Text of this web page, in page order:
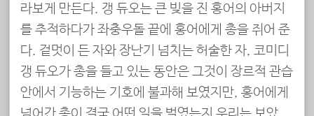
라보게 만든다. 갱 듀오는 큰 빚을 진 홍어의 아버지
를 추적하다가 좌충우돌 끝에 홍어에게 총을 쥐어 준
다. 겉멋이 든 자와 장난기 넘치는 허술한 자, 코미디
갱 듀오가 총을 들고 있는 동안은 그것이 장르적 관습
안에서 기능하는 기호에 불과해 보였지만, 홍어에게